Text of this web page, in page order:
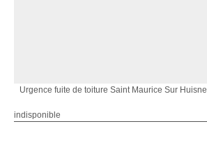
Urgence fuite de toiture Saint Maurice Sur Huisne
indisponible